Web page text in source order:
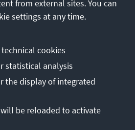
foundation
protection
Terms of use
on accessibility
issue
Sitemap
Stiftung e.V. 2026
from external sites. You can
settings at any time.
technical cookies
statistical analysis
the display of integrated
be reloaded to activate